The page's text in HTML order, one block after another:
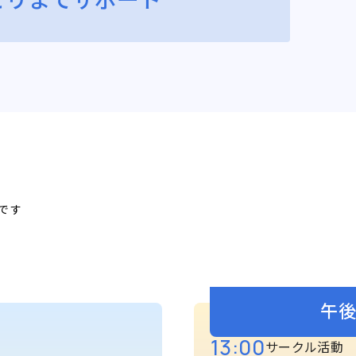
す
午
13:00サークル活動